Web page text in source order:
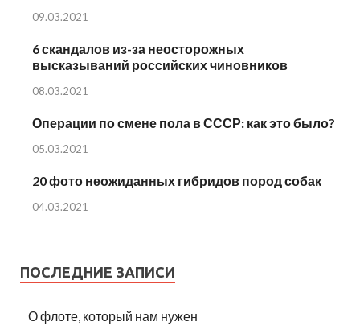
09.03.2021
6 скандалов из-за неосторожных
высказываний российских чиновников
08.03.2021
Операции по смене пола в СССР: как это было?
05.03.2021
20 фото неожиданных гибридов пород собак
04.03.2021
ПОСЛЕДНИЕ ЗАПИСИ
О флоте, который нам нужен